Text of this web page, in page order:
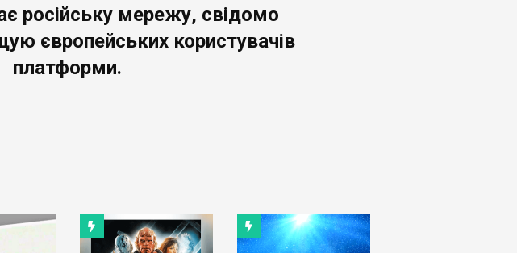
російську мережу, свідомо
європейських користувачів
платформи.